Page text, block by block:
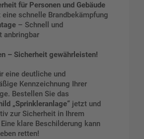
für Personen und Gebäude
schnelle Brandbekämpfung
– Schnell und
anbringbar
– Sicherheit gewährleisten!
eine deutliche und
Kennzeichnung Ihrer
Bestellen Sie das
„Sprinkleranlage“ jetzt und
zur Sicherheit in Ihrem
klare Beschilderung kann
retten!